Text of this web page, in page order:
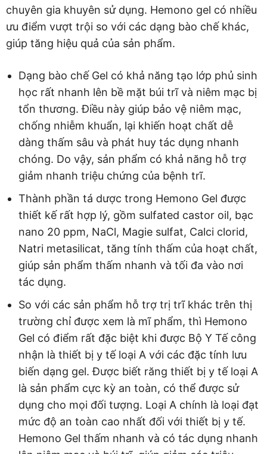
chuyên gia khuyên sử dụng. Hemono gel có nhiều
ưu điểm vượt trội so với các dạng bào chế khác,
giúp tăng hiệu quả của sản phẩm.
Dạng bào chế Gel có khả năng tạo lớp phủ sinh
học rất nhanh lên bề mặt búi trĩ và niêm mạc bị
tổn thương. Điều này giúp bảo vệ niêm mạc,
chống nhiễm khuẩn, lại khiến hoạt chất dễ
dàng thấm sâu và phát huy tác dụng nhanh
chóng. Do vậy, sản phẩm có khả năng hỗ trợ
giảm nhanh triệu chứng của bệnh trĩ.
Thành phần tá dược trong Hemono Gel được
thiết kế rất hợp lý, gồm sulfated castor oil, bạc
nano 20 ppm, NaCl, Magie sulfat, Calci clorid,
Natri metasilicat, tăng tính thấm của hoạt chất,
giúp sản phẩm thấm nhanh và tối đa vào nơi
tác dụng.
So với các sản phẩm hỗ trợ trị trĩ khác trên thị
trường chỉ được xem là mĩ phẩm, thì Hemono
Gel có điểm rất đặc biệt khi được Bộ Y Tế công
nhận là thiết bị y tế loại A với các đặc tính lưu
biến dạng gel. Được biết răng thiết bị y tế loại A
là sản phẩm cực kỳ an toàn, có thể được sử
dụng cho mọi đối tượng. Loại A chính là loại đạt
mức độ an toàn cao nhất đối với thiết bị y tế.
Hemono Gel thấm nhanh và có tác dụng nhanh